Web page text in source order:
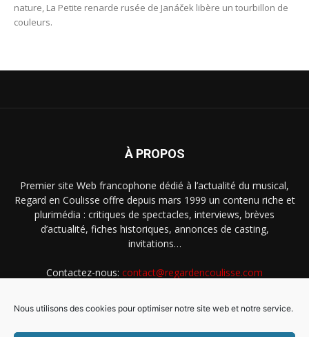
Nous utilisons des cookies pour optimiser notre site web et notre service.
nature, La Petite renarde rusée de Janáček libère un tourbillon de
couleurs.
À PROPOS
Premier site Web francophone dédié à l’actualité du musical,
Regard en Coulisse offre depuis mars 1999 un contenu riche et
plurimédia : critiques de spectacles, interviews, brèves
d’actualité, fiches historiques, annonces de casting,
invitations…
Contactez-nous: contact@regardencoulisse.com